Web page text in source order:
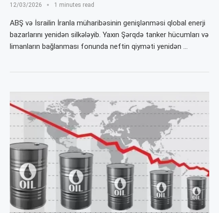
12/03/2026 1 minutes read
ABŞ və İsrailin İranla müharibəsinin genişlənməsi qlobal enerji
bazarlarını yenidən silkələyib. Yaxın Şərqdə tanker hücumları və
limanların bağlanması fonunda neftin qiyməti yenidən …